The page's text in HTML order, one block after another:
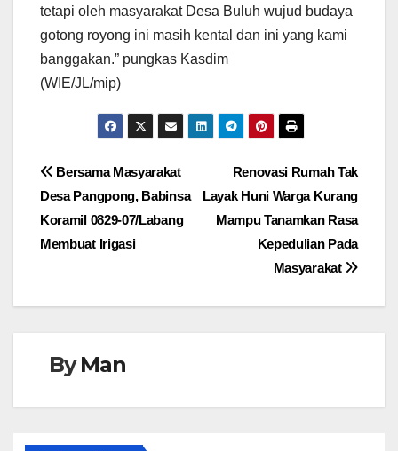
tetapi oleh masyarakat Desa Buluh wujud budaya
gotong royong ini masih kental dan ini yang kami
banggakan.” pungkas Kasdim
(WIE/JL/mip)
Navigasi
pos
Renovasi Rumah Tak
Layak Huni Warga Kurang
Mampu Tanamkan Rasa
Kepedulian Pada
Masyarakat
Bersama Masyarakat
Desa Pangpong, Babinsa
Koramil 0829-07/Labang
Membuat Irigasi
ByMan